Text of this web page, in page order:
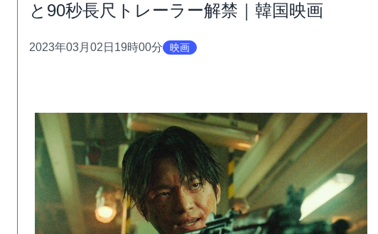
と90秒長尺トレーラー解禁｜韓国映画
2023年03月02日19時00分 映画